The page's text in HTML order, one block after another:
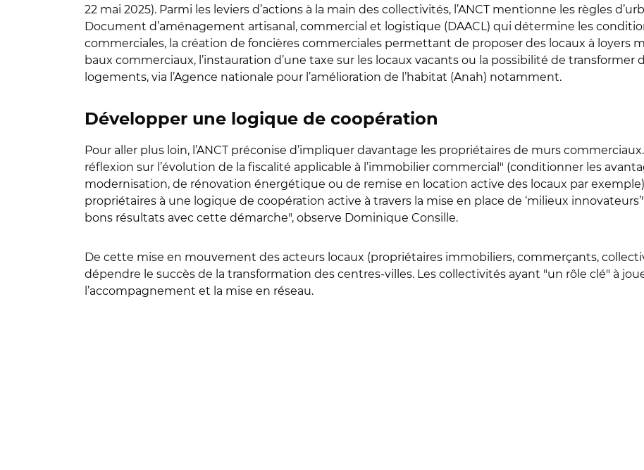
22 mai 2025). Parmi les leviers d’actions à la main des collectivités, l’ANCT mentionne les règles
Document d’aménagement artisanal, commercial et logistique (DAACL) qui détermine les
commerciales, la création de foncières commerciales permettant de proposer des locaux à loyers
baux commerciaux, l’instauration d’une taxe sur les locaux vacants ou la possibilité de transformer
logements, via l’Agence nationale pour l’amélioration de l’habitat (Anah) notamment.
Développer une logique de coopération
Pour aller plus loin, l’ANCT préconise d’impliquer davantage les propriétaires de murs
réflexion sur l’évolution de la fiscalité applicable à l’immobilier commercial" (conditionner les
modernisation, de rénovation énergétique ou de remise en location active des locaux par
propriétaires à une logique de coopération active à travers la mise en place de ‘milieux
bons résultats avec cette démarche", observe Dominique Consille.
De cette mise en mouvement des acteurs locaux (propriétaires immobiliers, commerçants,
dépendre le succès de la transformation des centres-villes. Les collectivités ayant "un rôle clé" à
l’accompagnement et la mise en réseau.